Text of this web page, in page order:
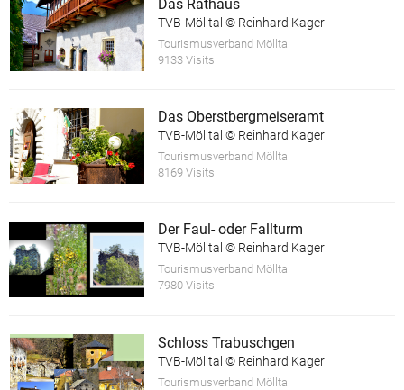
Das Rathaus
TVB-Mölltal © Reinhard Kager
Tourismusverband Mölltal
9133 Visits
Das Oberstbergmeiseramt
TVB-Mölltal © Reinhard Kager
Tourismusverband Mölltal
8169 Visits
Der Faul- oder Fallturm
TVB-Mölltal © Reinhard Kager
Tourismusverband Mölltal
7980 Visits
Schloss Trabuschgen
TVB-Mölltal © Reinhard Kager
Tourismusverband Mölltal